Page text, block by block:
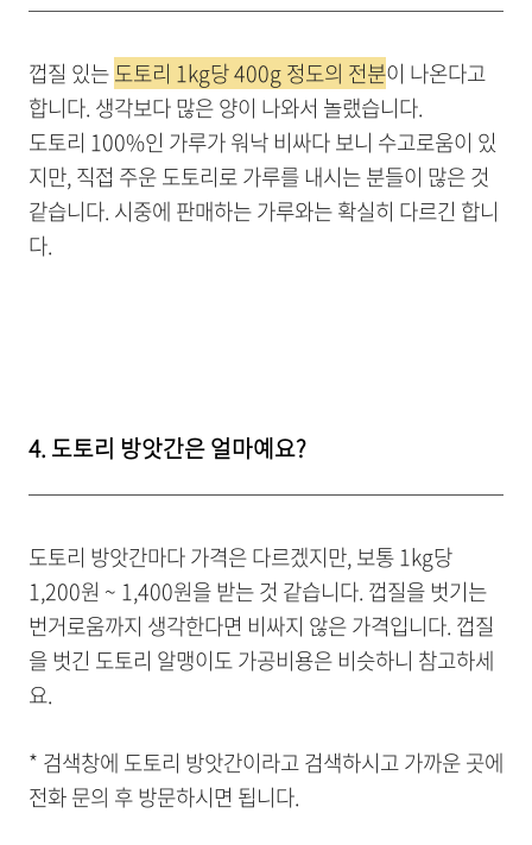
껍질 있는도토리 1kg당 400g 정도의 전분이 나온다고
합니다. 생각보다 많은 양이 나와서 놀랬습니다.
도토리 100%인 가루가 워낙 비싸다 보니 수고로움이 있
지만, 직접 주운 도토리로 가루를 내시는 분들이 많은 것
같습니다. 시중에 판매하는 가루와는 확실히 다르긴 합니
다.
4. 도토리 방앗간은 얼마예요?
도토리 방앗간마다 가격은 다르겠지만, 보통 1kg당
1,200원 ~ 1,400원을 받는 것 같습니다. 껍질을 벗기는
번거로움까지 생각한다면 비싸지 않은 가격입니다. 껍질
을 벗긴 도토리 알맹이도 가공비용은 비슷하니 참고하세
요.
* 검색창에 도토리 방앗간이라고 검색하시고 가까운 곳에
전화 문의 후 방문하시면 됩니다.